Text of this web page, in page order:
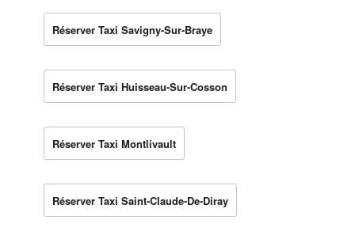
Réserver Taxi Savigny-Sur-Braye
Réserver Taxi Huisseau-Sur-Cosson
Réserver Taxi Montlivault
Réserver Taxi Saint-Claude-De-Diray